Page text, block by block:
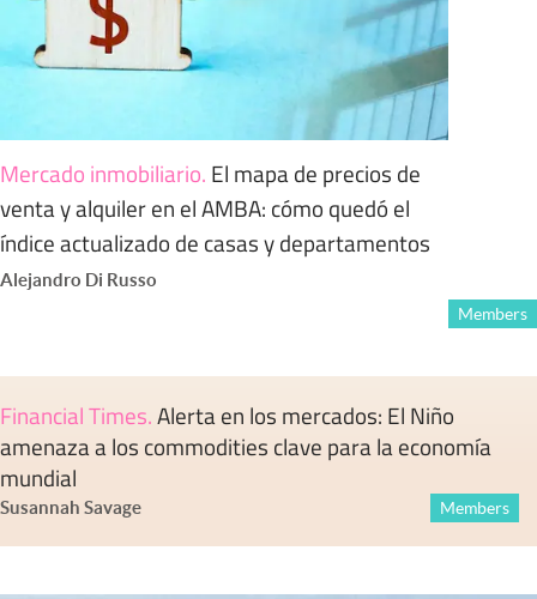
Mercado inmobiliario. El mapa de precios de
venta y alquiler en el AMBA: cómo quedó el
índice actualizado de casas y departamentos
Alejandro Di Russo
Members
Financial Times.Alerta en los mercados: El Niño
amenaza a los commodities clave para la economía
mundial
Susannah Savage Members